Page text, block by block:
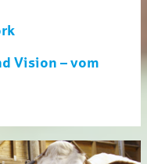
Vision – vom